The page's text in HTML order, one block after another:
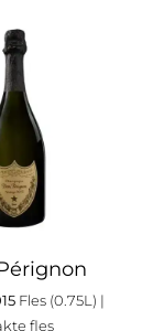
Fles (0.75L) |
fles